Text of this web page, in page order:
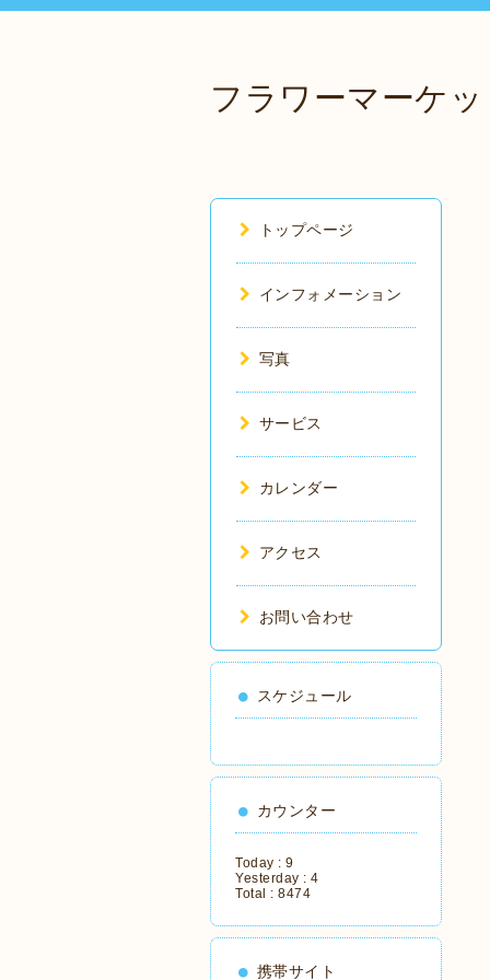
フラワーマーケ
トップページ
インフォメーション
写真
サービス
カレンダー
アクセス
お問い合わせ
スケジュール
カウンター
Today : 9
Yesterday : 4
Total : 8474
携帯サイト